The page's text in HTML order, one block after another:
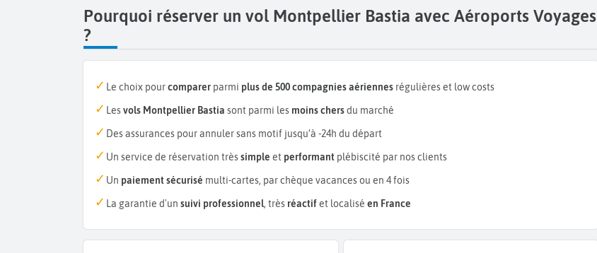
Pourquoi réserver un vol Montpellier Bastia avec Aéroports Voyages
?
Le choix pourcomparer parmi plus de 500 compagnies aériennes régulières et low costs
Lesvols Montpellier Bastia sont parmi les moins chersdu marché
Des assurances pour annuler sans motif jusqu’à -24h du départ
Un service de réservation trèssimple et performant plébiscité par nos clients
Un paiement sécurisé multi-cartes, par chèque vacances ou en 4 fois
La garantie d'un suivi professionnel, très réactifet localisé en France